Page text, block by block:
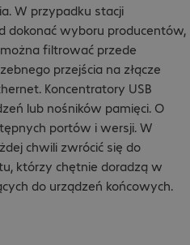
W przypadku stacji
dokonać wyboru producentów,
filtrować przede
przejścia na złącze
Koncentratory USB
lub nośników pamięci. O
portów i wersji. W
chwili zwrócić się do
którzy chętnie doradzą w
do urządzeń końcowych.